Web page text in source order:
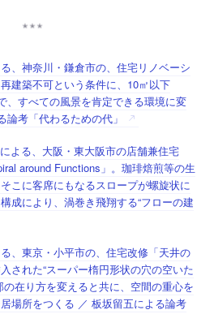
、神奈川・鎌倉市の、住宅リノベーシ
建築不可という条件に、10㎡以下
、すべての風景を肯定できる環境に変
論考「代わるための代」
よる、大阪・東大阪市の店舗兼住宅
around Functions」。珈琲焙煎等の生
こに客席にもなるスロープが螺旋状に
成により、渦巻き飛翔する“フローの建
、東京・小平市の、住宅改修「天井の
された“スーパー楕円形状の穴の空いた
の在り方を変えると共に、空間の重心を
場所をつくる ／ 板坂留五による論考